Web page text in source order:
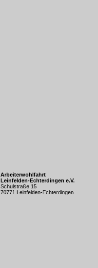
Arbeiterwohlfahrt
Leinfelden-Echterdingen e.V.
Schulstraße 15
70771 Leinfelden-Echterdingen